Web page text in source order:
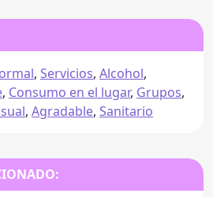
, Servicios, Alcohol,
, Consumo en el lugar, Grupos,
, Agradable, Sanitario